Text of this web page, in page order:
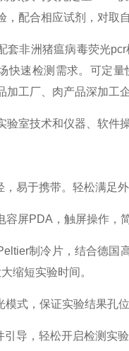
，配合相应试剂，对取
套非洲猪瘟病毒荧光
快速检测需求。可定
加工厂、肉产品深加工
验室技术和仪器、软件
易于携带。轻松满足外
容屏PDA，触屏操作，
制冷片，结合德国
缩短实验时间。
式，保证实验结果孔位
导，轻松开启检测实验